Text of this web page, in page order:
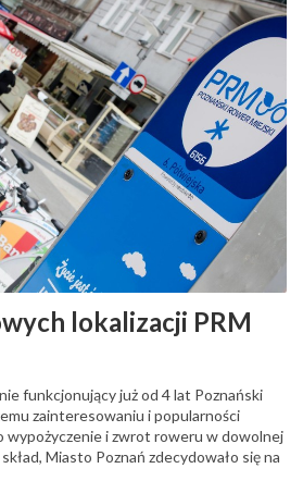
lokalizacji PRM
funkcjonujący już od 4 lat Poznański
zainteresowaniu i popularności
wypożyczenie i zwrot roweru w dowolnej
Miasto Poznań zdecydowało się na